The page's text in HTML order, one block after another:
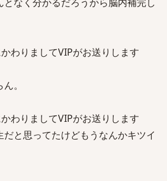
わりましてVIPがお送りします
。
わりましてVIPがお送りします
と思ってたけどもうなんかキツイ